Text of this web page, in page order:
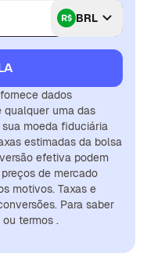
BRL
dados
qualquer uma das
moeda fiduciária
estimadas da bolsa
efetiva podem
de mercado
motivos. Taxas e
Para saber
termos .